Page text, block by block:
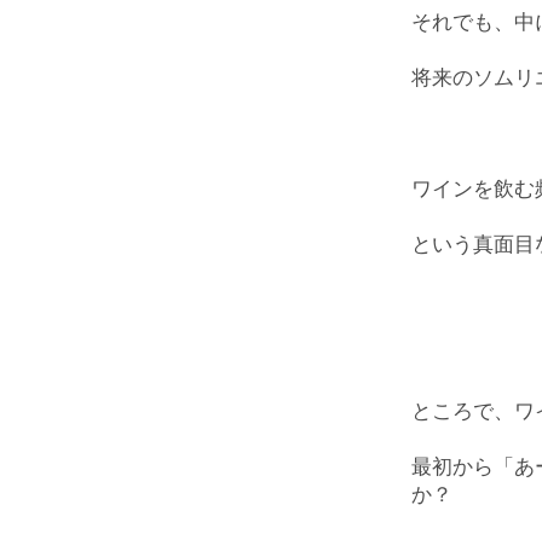
それでも、
将来のソムリ
ワインを飲
という真面
ところで、
最初から「あ
か？